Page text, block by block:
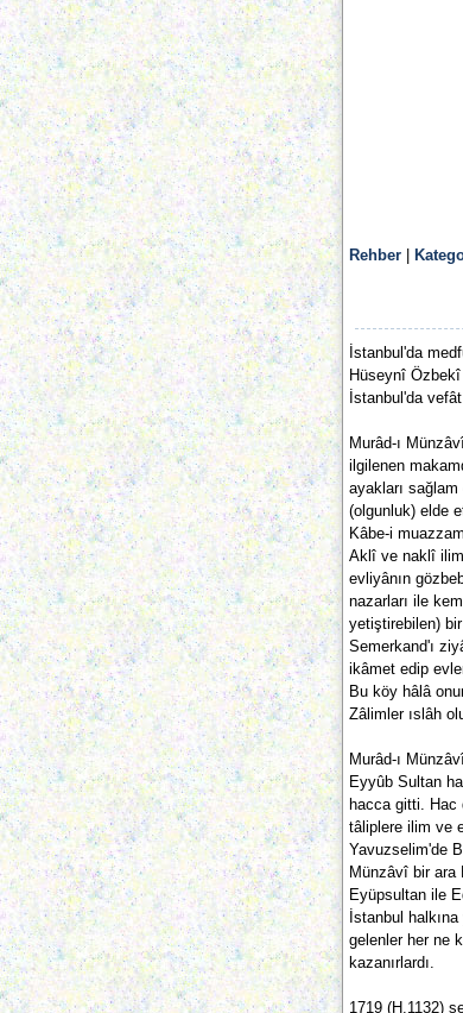
Rehber
İstanbul'da
Hüseynî Özbekî
İstanbul'da
Murâd-ı
ilgilenen
ayakları
(olgunluk) elde
Kâbe-i
Aklî ve naklî
evliyânın
nazarları ile
yetiştirebilen)
Semerkand'ı
ikâmet edip
Bu köy hâlâ
Zâlimler ıslâh
Murâd-ı
Eyyûb Sultan
hacca gitti. Hac
tâliplere ilim ve
Yavuzselim'de
Münzâvî bir ara
Eyüpsultan ile
İstanbul
gelenler her ne
kazanırlardı.
1719 (H.1132)